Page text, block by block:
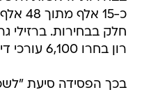
כ-15
רון בחרו 6,100 עורכי דין.
בכך הפסידה סיעת